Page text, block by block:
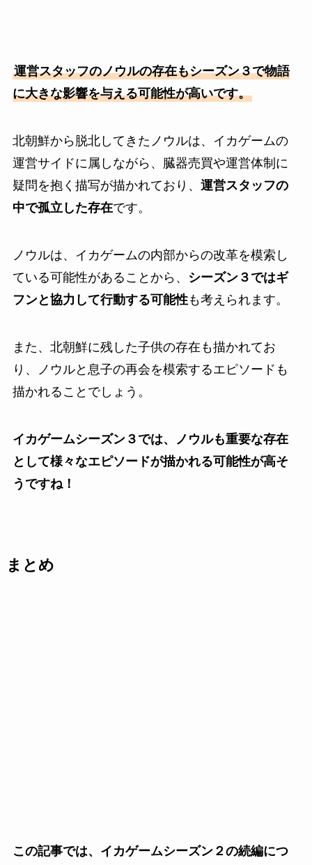
運営スタッフのノウルの存在もシーズン３で物語
に大きな影響を与える可能性が高いです。
北朝鮮から脱北してきたノウルは、イカゲームの
運営サイドに属しながら、臓器売買や運営体制に
疑問を抱く描写が描かれており、 運営スタッフの
中で孤立した存在です。
ノウルは、イカゲームの内部からの改革を模索し
ている可能性があることから、 シーズン３ではギ
フンと協力して行動する可能性も考えられます。
また、北朝鮮に残した子供の存在も描かれてお
り、ノウルと息子の再会を模索するエピソードも
描かれることでしょう。
イカゲームシーズン３では、ノウルも重要な存在
として様々なエピソードが描かれる可能性が高そ
うですね！
まとめ
この記事では、イカゲームシーズン２の続編につ